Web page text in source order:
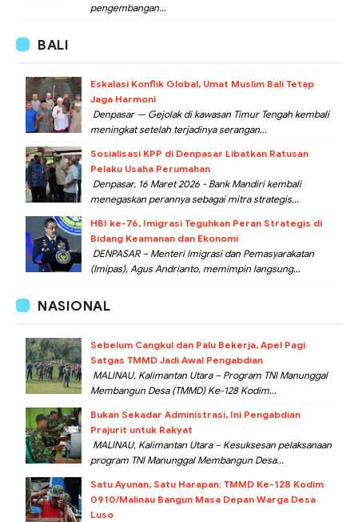
pengembangan...
BALI
Eskalasi Konflik Global, Umat Muslim Bali Tetap
Jaga Harmoni
Denpasar — Gejolak di kawasan Timur Tengah kembali
meningkat setelah terjadinya serangan...
Sosialisasi KPP di Denpasar Libatkan Ratusan
Pelaku Usaha Perumahan
Denpasar, 16 Maret 2026 - Bank Mandiri kembali
menegaskan perannya sebagai mitra strategis...
HBI ke-76, Imigrasi Teguhkan Peran Strategis di
Bidang Keamanan dan Ekonomi
DENPASAR – Menteri Imigrasi dan Pemasyarakatan
(Imipas), Agus Andrianto, memimpin langsung...
NASIONAL
Sebelum Cangkul dan Palu Bekerja, Apel Pagi
Satgas TMMD Jadi Awal Pengabdian
MALINAU, Kalimantan Utara – Program TNI Manunggal
Membangun Desa (TMMD) Ke-128 Kodim...
Bukan Sekadar Administrasi, Ini Pengabdian
Prajurit untuk Rakyat
MALINAU, Kalimantan Utara – Kesuksesan pelaksanaan
program TNI Manunggal Membangun Desa...
Satu Ayunan, Satu Harapan: TMMD Ke-128 Kodim
0910/Malinau Bangun Masa Depan Warga Desa
Luso